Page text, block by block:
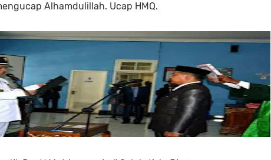
Alhamdulillah. Ucap HMQ.